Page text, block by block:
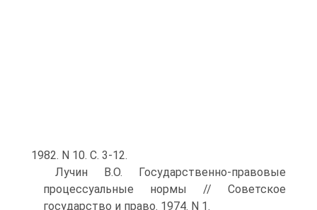
1982. N 10. С. 3-12.
Лучин В.О. Государственно-правовые
процессуальные нормы // Советское
государство и право. 1974. N 1.